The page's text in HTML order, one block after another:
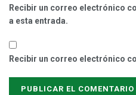
Recibir un correo electrónico
a esta entrada.
Recibir un correo electrónico